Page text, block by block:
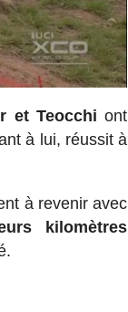
et Teocchi ont
à lui, réussit à
à revenir avec
kilomètres